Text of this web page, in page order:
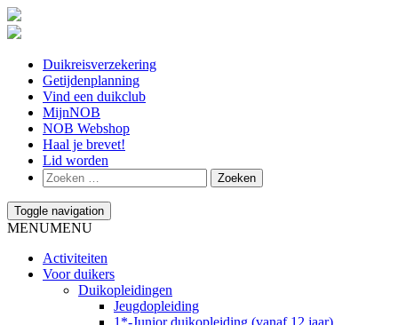
Duikreisverzekering
Getijdenplanning
Vind een duikclub
MijnNOB
NOB Webshop
Haal je brevet!
Lid worden
Toggle navigation
MENUMENU
Activiteiten
Voor duikers
Duikopleidingen
Jeugdopleiding
1*-Junior duikopleiding (vanaf 12 jaar)